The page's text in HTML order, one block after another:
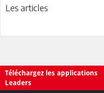
Les articles
Téléchargez les applications
Leaders